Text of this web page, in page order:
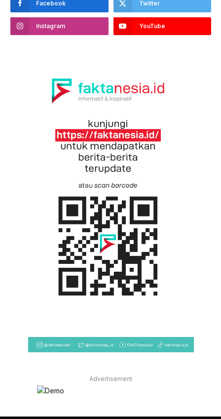
Facebook Twitter
Instagram YouTube
Advertisement